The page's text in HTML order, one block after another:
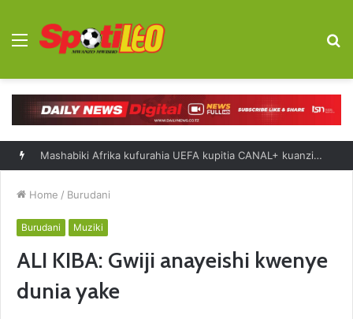
Menu
Saliboko: Bendera ya Taifa ilinipa nguvu Scotland
Home / Burudani
Burudani Muziki
ALI KIBA: Gwiji anayeishi kwenye
dunia yake